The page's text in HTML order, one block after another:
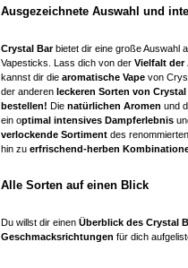
Ausgezeichnete Auswahl und
Crystal Barbietet dir eine große Auswahl
Vapesticks. Lass dich von der Vielfalt der
kannst dir die aromatische Vape von
der anderen leckeren Sorten von
bestellen! Die natürlichen Aromen und
ein optimal intensives Dampferlebnis
verlockende Sortiment des
hin zu erfrischend-herben
Alle Sorten auf einen Blick
Du willst dir einen Überblick des Crystal
Geschmacksrichtungen für dich